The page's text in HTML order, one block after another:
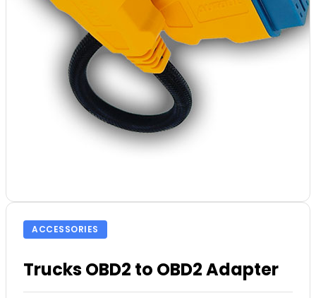
ACCESSORIES
Trucks OBD2 to OBD2 Adapter